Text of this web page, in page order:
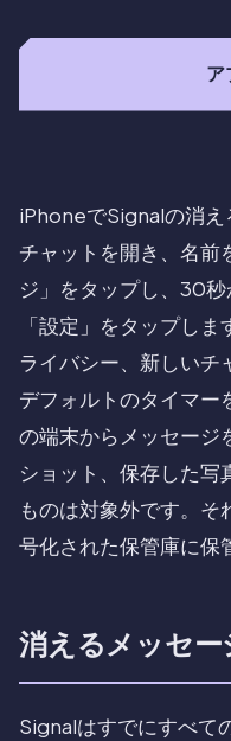
iPhoneでSignalの消え
チャットを開き、名前
ジ」をタップし、30
「設定」をタップし
ライバシー、新しいチ
デフォルトのタイマー
の端末からメッセージ
ショット、保存した写
ものは対象外です。
号化された保管庫に保
消えるメッセー
Signalはすでにすべて